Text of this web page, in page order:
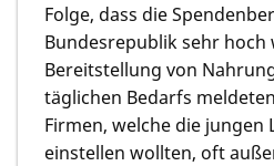
Folge, dass die
Bundesrepublik sehr hoch
Bereitstellung von
täglichen Bedarfs
Firmen, welche die jungen
einstellen wollten, oft